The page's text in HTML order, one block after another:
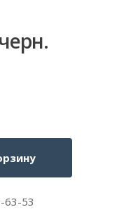
63-53